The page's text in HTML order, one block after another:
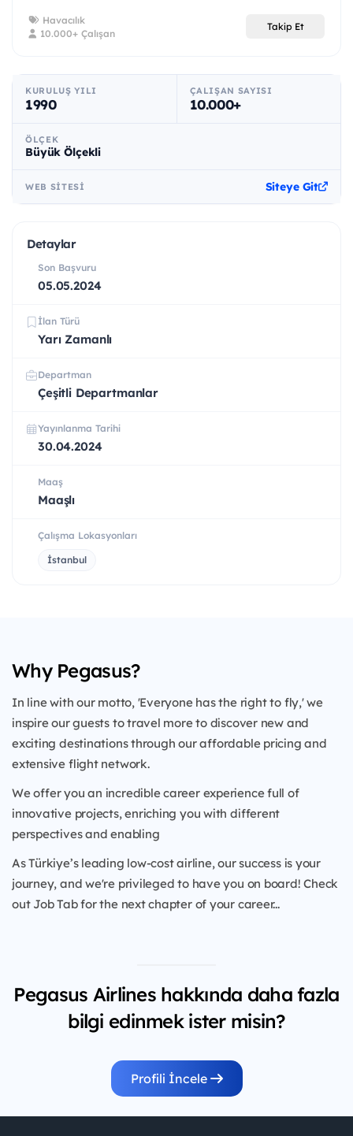
Havacılık
10.000+ Çalışan
Takip Et
KURULUŞ YILI
1990
ÇALIŞAN SAYISI
10.000+
ÖLÇEK
Büyük Ölçekli
WEB SITESI Siteye Git
Detaylar
Son Başvuru
05.05.2024
İlan Türü
Yarı Zamanlı
Departman
Çeşitli Departmanlar
Yayınlanma Tarihi
30.04.2024
Maaş
Maaşlı
Çalışma Lokasyonları
İstanbul
Why Pegasus?
In line with our motto, 'Everyone has the right to fly,' we
inspire our guests to travel more to discover new and
exciting destinations through our affordable pricing and
extensive flight network.
We offer you an incredible career experience full of
innovative projects, enriching you with different
perspectives and enabling
As Türkiye’s leading low-cost airline, our success is your
journey, and we're privileged to have you on board! Check
out Job Tab for the next chapter of your career...
Pegasus Airlines hakkında daha fazla
bilgi edinmek ister misin?
Profili İncele